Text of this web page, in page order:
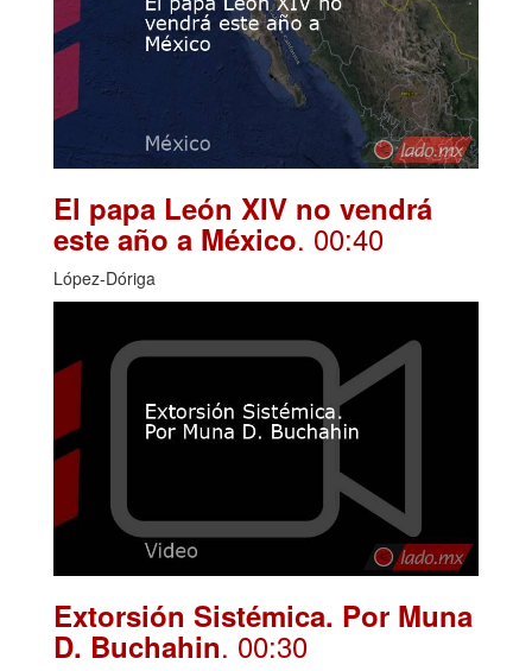
El papa León XIV no vendrá
este año a México. 00:40
López-Dóriga
Extorsión Sistémica. Por Muna
D. Buchahin. 00:30